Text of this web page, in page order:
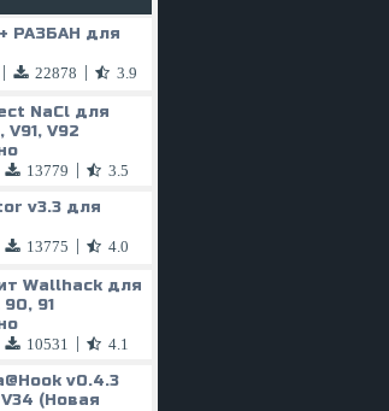
РАЗБАН для
22878 3.9
NaCl для
V91, V92
13779 3.5
v3.3 для
13775 4.0
Wallhack для
90, 91
10531 4.1
v0.4.3
(Новая